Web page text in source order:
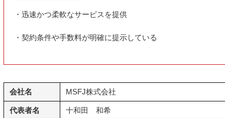
・迅速かつ柔軟なサービスを提供
・契約条件や手数料が明確に提示している
会社名 MSFJ株式会社
代表者名 十和田 和希